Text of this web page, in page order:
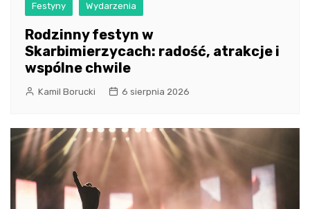
Festyny Wydarzenia
Rodzinny festyn w
Skarbimierzycach: radość, atrakcje i
wspólne chwile
Kamil Borucki 6 sierpnia 2026